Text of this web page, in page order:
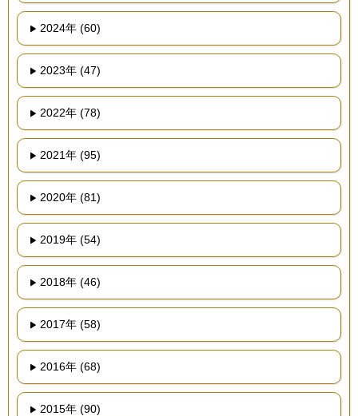
2024年 (60)
2023年 (47)
2022年 (78)
2021年 (95)
2020年 (81)
2019年 (54)
2018年 (46)
2017年 (58)
2016年 (68)
2015年 (90)